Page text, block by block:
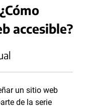
accesible?
un sitio web
de la serie